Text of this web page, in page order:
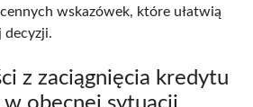
wskazówek, które ułatwią
decyzji.
z zaciągnięcia kredytu